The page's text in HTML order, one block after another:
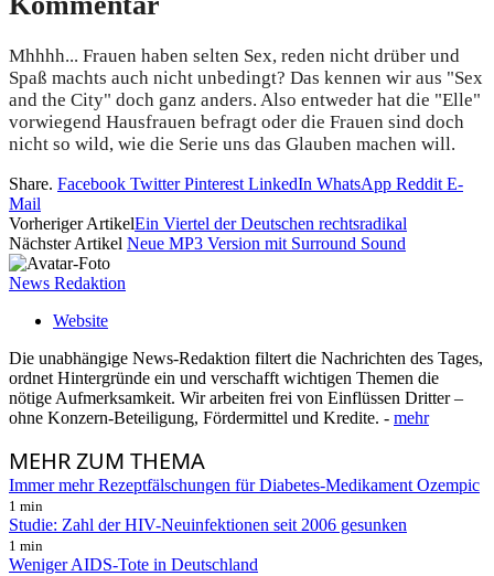
Mhhhh... Frauen haben selten Sex, reden nicht drüber und
Spaß machts auch nicht unbedingt? Das kennen wir aus "Sex
and the City" doch ganz anders. Also entweder hat die "Elle"
vorwiegend Hausfrauen befragt oder die Frauen sind doch
nicht so wild, wie die Serie uns das Glauben machen will.
Share. Facebook Twitter Pinterest LinkedIn WhatsApp Reddit E-
Mail
Vorheriger ArtikelEin Viertel der Deutschen rechtsradikal
Nächster Artikel Neue MP3 Version mit Surround Sound
News Redaktion
Website
Die unabhängige News-Redaktion filtert die Nachrichten des Tages,
ordnet Hintergründe ein und verschafft wichtigen Themen die
nötige Aufmerksamkeit. Wir arbeiten frei von Einflüssen Dritter –
ohne Konzern-Beteiligung, Fördermittel und Kredite. - mehr
MEHRZUM THEMA
Immer mehr Rezeptfälschungen für Diabetes-Medikament Ozempic
1 min
Studie: Zahl der HIV-Neuinfektionen seit 2006 gesunken
1 min
Weniger AIDS-Tote in Deutschland